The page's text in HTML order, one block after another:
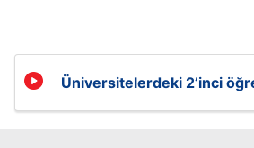
Üniversitelerdeki 2’inci